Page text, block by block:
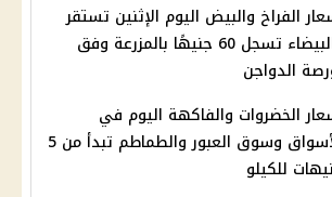
الفراخ والبيض اليوم الإثنين تستقر
والبيضاء تسجل 60 جنيهًا بالمزرعة وفق
الدواجن
الخضروات والفاكهة اليوم في
الأسواق وسوق العبور والطماطم تبدأ من 5
للكيلو